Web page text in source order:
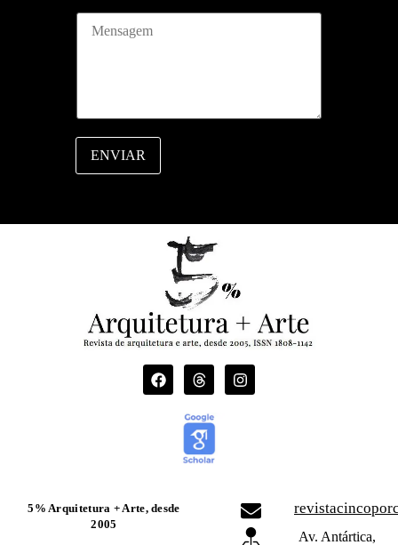
l
*
e
m
M
m
ENVIAR
5% Arquitetura + Arte, desde
2005
Av. Antártica,